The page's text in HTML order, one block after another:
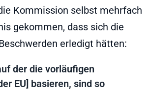
Kommission selbst mehrfach
gekommen, dass sich die
erledigt hätten:
der die vorläufigen
EU] basieren, sind so